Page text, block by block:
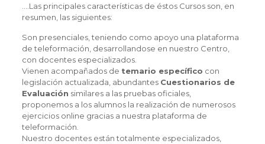
….Las principales características de éstos Cursos son, en
resumen, las siguientes:
Son presenciales, teniendo como apoyo una plataforma
de teleformación, desarrollandose en nuestro Centro,
con docentes especializados.
Vienen acompañados de temario específico con
legislación actualizada, abundantes Cuestionarios de
Evaluación similares a las pruebas oficiales,
proponemos a los alumnos la realización de numerosos
ejercicios online gracias a nuestra plataforma de
teleformación.
Nuestro docentes están totalmente especializados,